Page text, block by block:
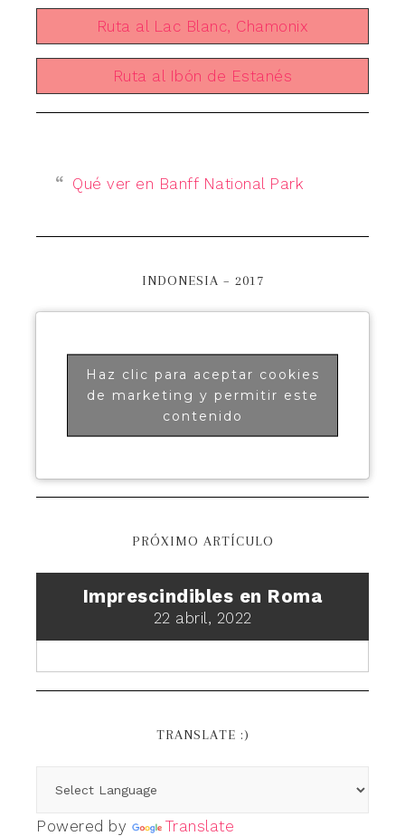
Ruta al Lac Blanc, Chamonix
Ruta al Ibón de Estanés
Qué ver en Banff National Park
INDONESIA – 2017
Haz clic para aceptar cookies
de marketing y permitir este
contenido
PRÓXIMO ARTÍCULO
Imprescindibles en Roma
22 abril, 2022
TRANSLATE :)
Powered by Translate